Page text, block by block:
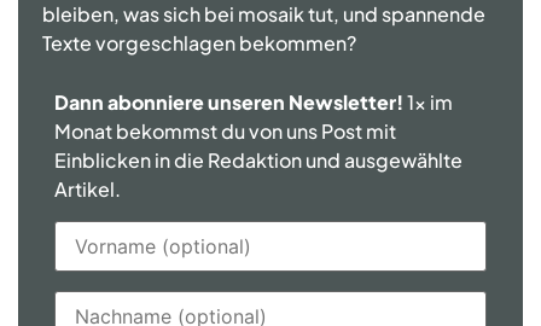
bleiben, was sich bei mosaik tut, und spannende
Texte vorgeschlagen bekommen?
Dann abonniere unseren Newsletter!1x im
Monat bekommst du von uns Post mit
Einblicken in die Redaktion und ausgewählte
Artikel.